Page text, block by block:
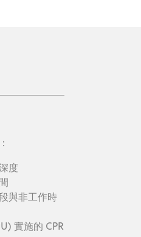
度
與非工作時
實施的 CPR